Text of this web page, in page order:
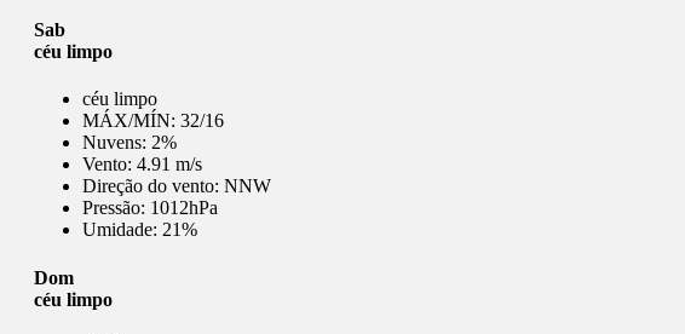
Sab
céu limpo
céu limpo
MÁX/MÍN: 32/16
Nuvens: 2%
Vento: 4.91 m/s
Direção do vento: NNW
Pressão: 1012hPa
Umidade: 21%
Dom
céu limpo